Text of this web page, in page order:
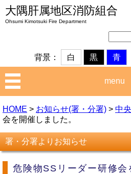
大隅肝属地区消防組合
Ohsumi Kimotsuki Fire Department
検
索:
背景： 白 黒 青
menu
HOME > お知らせ(署・分署) > 中央
会を開催しました。
署・分署よりお知らせ
危険物SSリーダー研修会